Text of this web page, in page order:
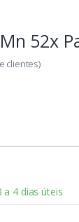
52x
clientes)
a 4 dias úteis